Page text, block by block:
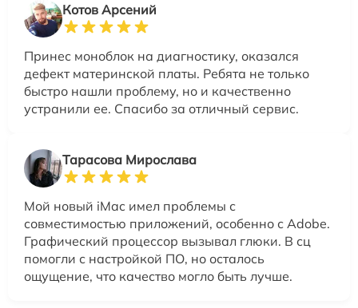
Котов Арсений
Принес моноблок на диагностику, оказался
дефект материнской платы. Ребята не только
быстро нашли проблему, но и качественно
устранили ее. Спасибо за отличный сервис.
Тарасова Мирослава
Мой новый iMac имел проблемы с
совместимостью приложений, особенно с Adobe.
Графический процессор вызывал глюки. В сц
помогли с настройкой ПО, но осталось
ощущение, что качество могло быть лучше.